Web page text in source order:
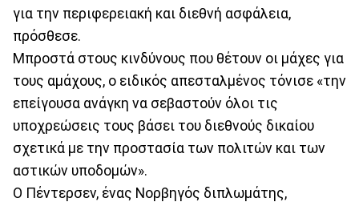
για την περιφερειακή και διεθνή ασφάλεια,
πρόσθεσε.
Μπροστά στους κινδύνους που θέτουν οι μάχες για
τους αμάχους, ο ειδικός απεσταλμένος τόνισε «την
επείγουσα ανάγκη να σεβαστούν όλοι τις
υποχρεώσεις τους βάσει του διεθνούς δικαίου
σχετικά με την προστασία των πολιτών και των
αστικών υποδομών».
Ο Πέντερσεν, ένας Νορβηγός διπλωμάτης,